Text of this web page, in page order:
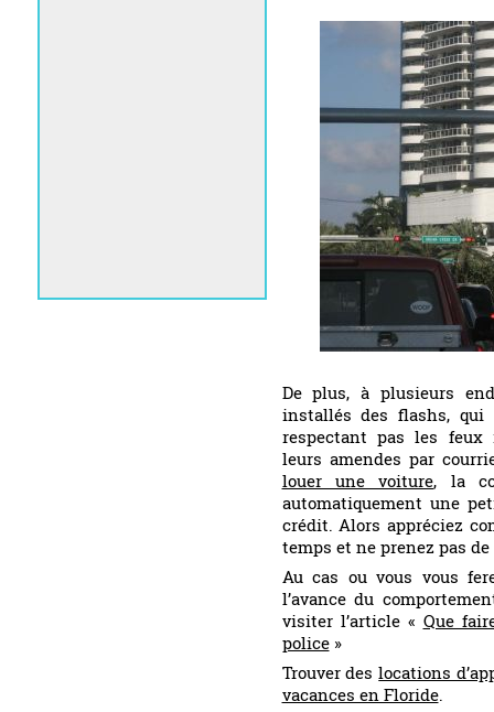
De plus, à plusieurs
installés des flashs,
respectant pas les feux
leurs amendes par
louer une voiture, la
automatiquement une
crédit. Alors appréciez
temps et ne prenez pas
Au cas ou vous vous
l’avance du
visiter l’article « Que
police»
Trouver deslocations
vacances en Floride.